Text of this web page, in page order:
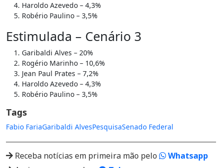
Haroldo Azevedo – 4,3%
Robério Paulino – 3,5%
Estimulada – Cenário 3
Garibaldi Alves – 20%
Rogério Marinho – 10,6%
Jean Paul Prates – 7,2%
Haroldo Azevedo – 4,3%
Robério Paulino – 3,5%
Tags
Fabio FariaGaribaldi AlvesPesquisaSenado Federal
Receba notícias em primeira mão pelo
Whatsapp